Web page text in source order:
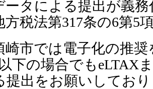
ータによる提出が義
方税法第317条の6第5
市では電子化の推奨
下の場合でもeLTAX
提出をお願いしてお